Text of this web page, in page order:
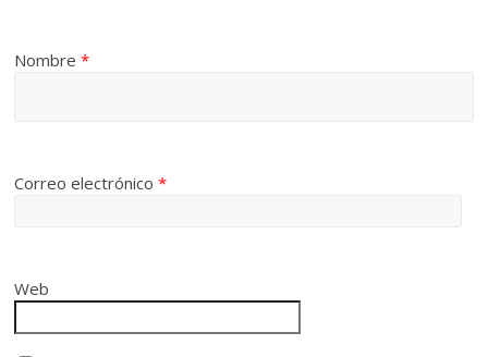
Nombre*
Correo electrónico*
Web